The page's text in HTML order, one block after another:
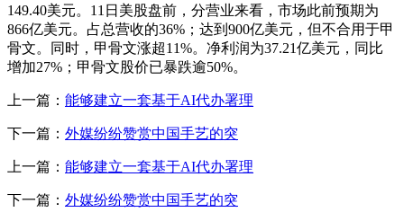
149.40美元。11日美股盘前，分营业来看，市场此前预期为
866亿美元。占总营收的36%；达到900亿美元，但不合用于甲
骨文。同时，甲骨文涨超11%。净利润为37.21亿美元，同比
增加27%；甲骨文股价已暴跌逾50%。
上一篇： 能够建立一套基于AI代办署理
下一篇： 外媒纷纷赞赏中国手艺的突
上一篇： 能够建立一套基于AI代办署理
下一篇： 外媒纷纷赞赏中国手艺的突